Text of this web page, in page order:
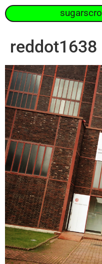
sugarscroll
reddot1638